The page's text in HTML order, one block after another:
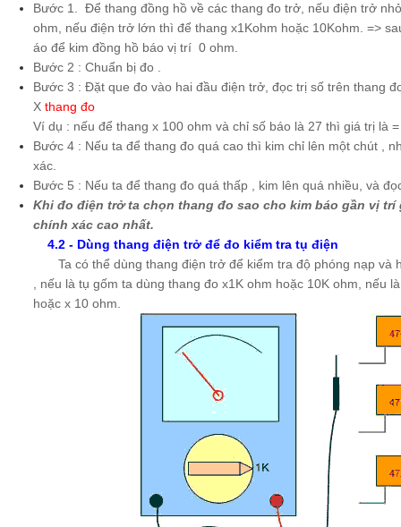
Bước 1. Để thang đồng hồ về các thang đo trở, nếu điện trở
ohm, nếu điện trở lớn thì để thang x1Kohm hoặc 10Kohm. =>
áo để kim đồng hồ báo vị trí 0 ohm.
Bước 2 : Chuẩn bị đo .
Bước 3 : Đặt que đo vào hai đầu điện trở, đọc trị số trên thang
X thang đo
Ví dụ : nếu để thang x 100 ohm và chỉ số báo là 27 thì giá trị là
Bước 4 : Nếu ta để thang đo quá cao thì kim chỉ lên một chút ,
xác.
Bước 5 : Nếu ta để thang đo quá thấp , kim lên quá nhiều, và
Khi đo điện trở ta chọn thang đo sao cho kim báo gần vị
chính xác cao nhất.
4.2 - Dùng thang điện trở để đo kiểm tra tụ điện
Ta có thể dùng thang điện trở để kiểm tra độ phóng nạp và
, nếu là tụ gốm ta dùng thang đo x1K ohm hoặc 10K ohm, nếu
hoặc x 10 ohm.